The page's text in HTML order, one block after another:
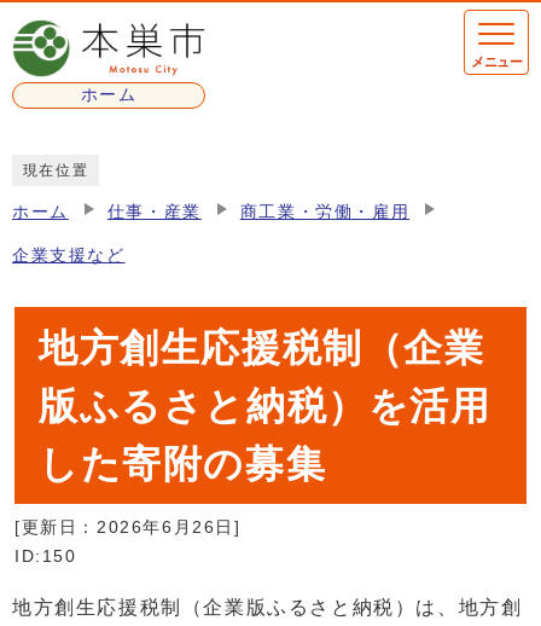
ページの先頭です
ホーム
メニュー
現在位置
ホーム 仕事・産業 商工業・労働・雇用
企業支援など
地方創生応援税制（企業
版ふるさと納税）を活用
した寄附の募集
[更新日： 2026年6月26日 ]
ID:150
地方創生応援税制（企業版ふるさと納税）は、地方創